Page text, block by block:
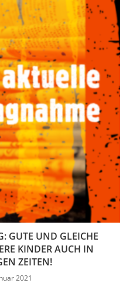
GUTE UND GLEICHE
KINDER AUCH IN
ZEITEN!
2021